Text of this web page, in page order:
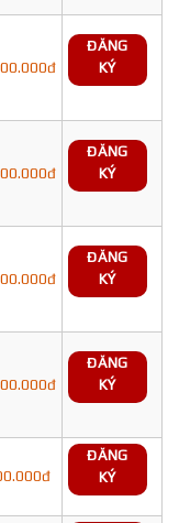
ĐĂNG
KÝ
ĐĂNG
KÝ
ĐĂNG
KÝ
ĐĂNG
KÝ
ĐĂNG
KÝ